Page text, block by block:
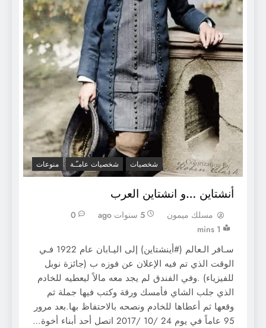
شخصيات شخصيات عامـّـة منوعات
أنشتاين …و انشتاين العرب
مسلك ميمون 5 سنوات ago
0
1 mins
سـافر الـعالم (#أينشتاين) إلى اليـابان عام 1922 فـي
الوقت الذي تم فيه الإعلان عن فوزه ب (جائزة نوبل
للفيزياء) .وفي الفندق لم يجد معه مالاً ليعطيه للخادم
الذي جلب الشاي فأمسك ورقة وكتب فيها جملة ثم
وقعها ثم أعطاها للخادم ونصحه بالاحتفاظ بها.بعد مرور
95 عاماً في يوم 24 /10 /2017 اتصل أحد أبناء أخوة…